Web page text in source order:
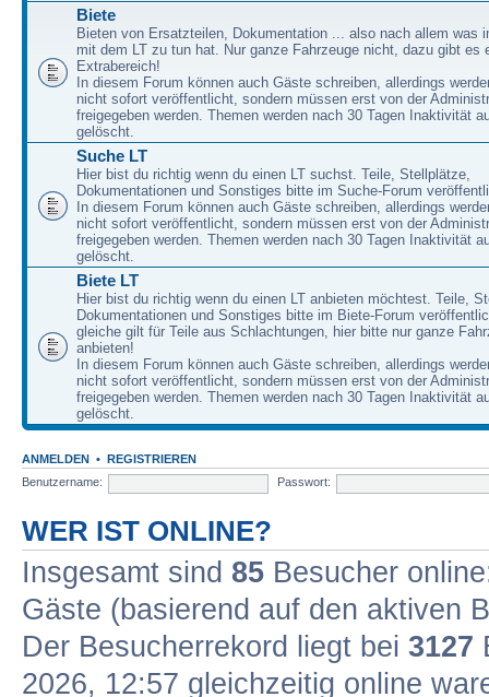
Biete
Bieten von Ersatzteilen, Dokumentation ... also nach allem was
mit dem LT zu tun hat. Nur ganze Fahrzeuge nicht, dazu gibt es
Extrabereich!
In diesem Forum können auch Gäste schreiben, allerdings
nicht sofort veröffentlicht, sondern müssen erst von der
freigegeben werden. Themen werden nach 30 Tagen Inaktivität
gelöscht.
Suche LT
Hier bist du richtig wenn du einen LT suchst. Teile, Stellplätze,
Dokumentationen und Sonstiges bitte im Suche-Forum
In diesem Forum können auch Gäste schreiben, allerdings
nicht sofort veröffentlicht, sondern müssen erst von der
freigegeben werden. Themen werden nach 30 Tagen Inaktivität
gelöscht.
Biete LT
Hier bist du richtig wenn du einen LT anbieten möchtest. Teile,
Dokumentationen und Sonstiges bitte im Biete-Forum
gleiche gilt für Teile aus Schlachtungen, hier bitte nur ganze
anbieten!
In diesem Forum können auch Gäste schreiben, allerdings
nicht sofort veröffentlicht, sondern müssen erst von der
freigegeben werden. Themen werden nach 30 Tagen Inaktivität
gelöscht.
ANMELDEN • REGISTRIEREN
Benutzername:
Passwort:
WER IST ONLINE?
Insgesamt sind 85 Besucher
Gäste (basierend auf den aktiven
Der Besucherrekord liegt bei 3127
2026, 12:57 gleichzeitig online